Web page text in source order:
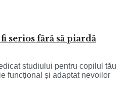
serios fără să piardă
studiului pentru copilul tău
funcțional și adaptat nevoilor